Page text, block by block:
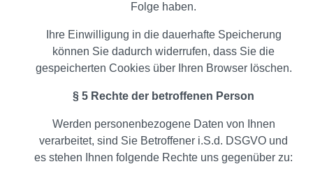
Folge haben.
Ihre Einwilligung in die dauerhafte Speicherung
können Sie dadurch widerrufen, dass Sie die
gespeicherten Cookies über Ihren Browser löschen.
§ 5 Rechte der betroffenen Person
Werden personenbezogene Daten von Ihnen
verarbeitet, sind Sie Betroffener i.S.d. DSGVO und
es stehen Ihnen folgende Rechte uns gegenüber zu: